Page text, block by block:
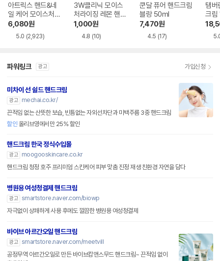
아트릭스 핸드&네
일 케어 모이스처라
이저 펌프형 400m
6,080원
5.0 (2,923)
3W클리닉 모이스
처라이징 레몬 핸드
크림 100ml
1,000원
4.8 (10)
쿤달 퓨어 핸드크림
블랑 50ml
7,470원
4.5 (17)
탬버
크림
파워링크 광고 가입신청
미차이 선 쉴드 핸드크림
광고
mechai.co.kr/
끈적임 없는 산뜻한 보습, 빈틈없는 자외선차단과 미백주름 3중 핸드크림
할인 올리브영에서만 25% 할인
핸드크림 한국 정식수입몰
광고
moogooskincare.co.kr
핸드크림 청정 호주 프리미엄 스킨케어 피부 맞춤 진정 재생 친환경 자연을 담다
병원용 여성청결제 핸드크림
광고 smartstore.naver.com/biowp
자극없이 상쾌하게 사용 후에도 깔끔한 병원용 여성청결제
바이브 아르간오일 핸드크림
광고 smartstore.naver.com/meetvill
공정무역 아르간오일로 만든 바이브캄앤스무드 핸드크림~ 끈적임 없이